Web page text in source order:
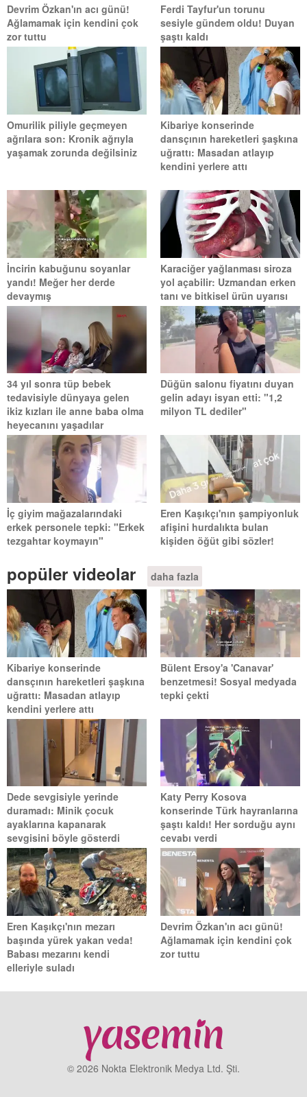
Devrim Özkan'ın acı günü!
Ağlamamak için kendini çok
zor tuttu
Ferdi Tayfur'un torunu
sesiyle gündem oldu! Duyan
şaştı kaldı
Omurilik piliyle geçmeyen
ağrılara son: Kronik ağrıyla
yaşamak zorunda değilsiniz
Kibariye konserinde
dansçının hareketleri şaşkına
uğrattı: Masadan atlayıp
kendini yerlere attı
İncirin kabuğunu soyanlar
yandı! Meğer her derde
devaymış
Karaciğer yağlanması siroza
yol açabilir: Uzmandan erken
tanı ve bitkisel ürün uyarısı
34 yıl sonra tüp bebek
tedavisiyle dünyaya gelen
ikiz kızları ile anne baba olma
heyecanını yaşadılar
Düğün salonu fiyatını duyan
gelin adayı isyan etti: "1,2
milyon TL dediler"
İç giyim mağazalarındaki
erkek personele tepki: "Erkek
tezgahtar koymayın"
Eren Kaşıkçı'nın şampiyonluk
afişini hurdalıkta bulan
kişiden öğüt gibi sözler!
popüler videolar daha fazla
Kibariye konserinde
dansçının hareketleri şaşkına
uğrattı: Masadan atlayıp
kendini yerlere attı
Bülent Ersoy'a 'Canavar'
benzetmesi! Sosyal medyada
tepki çekti
Dede sevgisiyle yerinde
duramadı: Minik çocuk
ayaklarına kapanarak
sevgisini böyle gösterdi
Katy Perry Kosova
konserinde Türk hayranlarına
şaştı kaldı! Her sorduğu aynı
cevabı verdi
Eren Kaşıkçı'nın mezarı
başında yürek yakan veda!
Babası mezarını kendi
elleriyle suladı
Devrim Özkan'ın acı günü!
Ağlamamak için kendini çok
zor tuttu
© 2026 Nokta Elektronik Medya Ltd. Şti.